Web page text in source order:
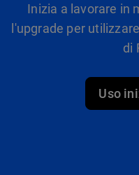
Inizia a lavorare in
l'upgrade per
di
Uso